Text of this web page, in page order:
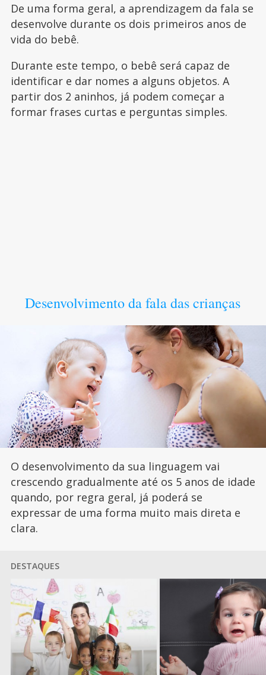
De uma forma geral, a aprendizagem da fala se
desenvolve durante os dois primeiros anos de
vida do bebê.
Durante este tempo, o bebê será capaz de
identificar e dar nomes a alguns objetos. A
partir dos 2 aninhos, já podem começar a
formar frases curtas e perguntas simples.
Desenvolvimento da fala das crianças
O desenvolvimento da sua linguagem vai
crescendo gradualmente até os 5 anos de idade
quando, por regra geral, já poderá se
expressar de uma forma muito mais direta e
clara.
DESTAQUES